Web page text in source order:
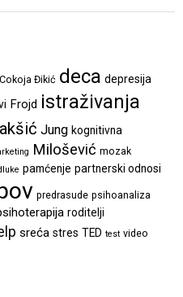
Cokoja Đikić deca depresija
Frojd istraživanja
Jung kognitivna
Milošević mozak
pamćenje partnerski odnosi
predrasude psihoanaliza
roditelji
sreća stres TED test video